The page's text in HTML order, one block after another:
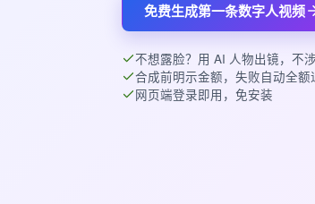
免费生成第一条数字人视频
不想露脸？用 AI 人物出镜，不
合成前明示金额，失败自动全额
网页端登录即用，免安装